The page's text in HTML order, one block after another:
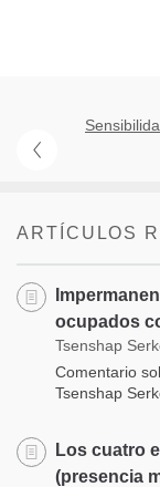
ARTÍCULOS
ocupados
Tsenshap
Comentario
Tsenshap
Los cuatro
(presencia